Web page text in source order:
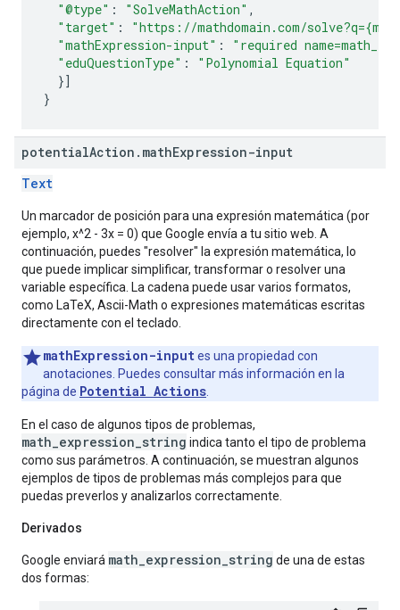
"@type" : "SolveMathAction" ,
"target" :
"https://mathdomain.com/
"mathExpression-input" :
"required
"eduQuestionType" :
"Polynomial Equation"
}]
}
potentialAction . mathExpression-input
Text
Un marcador de posición para una expresión matemática (por
ejemplo, x^2 - 3x = 0) que Google envía a tu sitio web. A
continuación, puedes "resolver" la expresión matemática, lo
que puede implicar simplificar, transformar o resolver una
variable específica. La cadena puede usar varios formatos,
como LaTeX, Ascii-Math o expresiones matemáticas escritas
directamente con el teclado.
mathExpression-inputes una propiedad con
anotaciones. Puedes consultar más información en la
página de Potential Actions
En el caso de algunos tipos de problemas,
math_expression_string indica tanto el tipo de problema
como sus parámetros. A continuación, se muestran algunos
ejemplos de tipos de problemas más complejos para que
puedas preverlos y analizarlos correctamente.
Derivados
Google enviará math_expression_string de una de estas
dos formas: